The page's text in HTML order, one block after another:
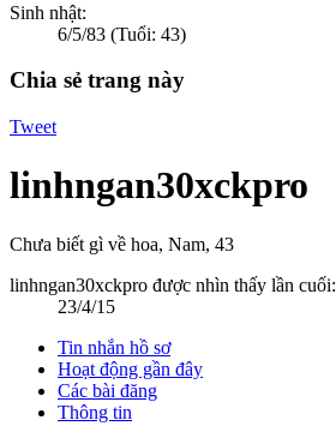
Sinh nhật:
6/5/83 (Tuổi: 43)
Chia sẻ trang này
Tweet
linhngan30xckpro
Chưa biết gì về hoa, Nam, 43
linhngan30xckpro được nhìn thấy lần cuối:
23/4/15
Tin nhắn hồ sơ
Hoạt động gần đây
Các bài đăng
Thông tin